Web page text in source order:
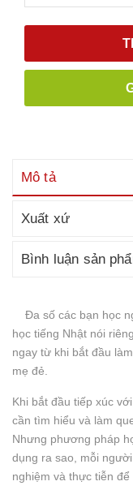
Mô tả
Xuất xứ
Bình luận sản
Đa số các bạn học
học tiếng Nhật nói
ngay từ khi bắt đầu
mẹ đẻ.
Khi bắt đầu tiếp xúc
cần tìm hiểu và làm
Nhưng phương pháp
dụng ra sao, mỗi
nghiệm và thực tiễn